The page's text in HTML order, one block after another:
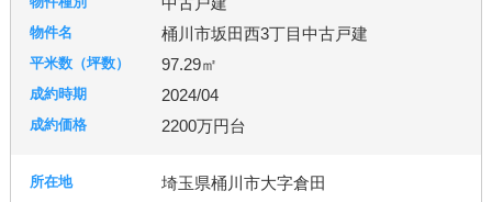
桶川市坂田西3丁目中古戸建
97.29㎡
2024/04
2200万円台
埼玉県桶川市大字倉田